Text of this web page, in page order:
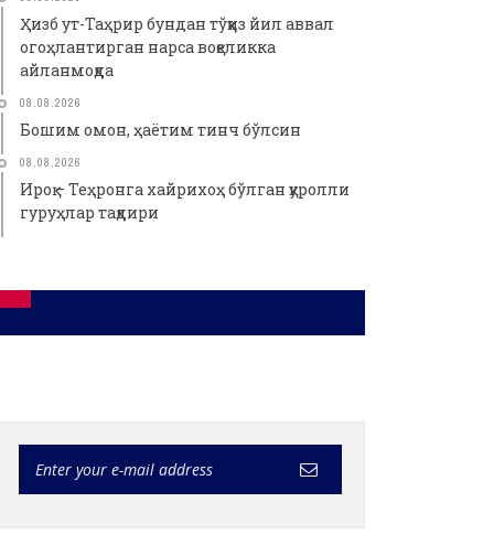
Ҳизб ут-Таҳрир бундан тўққиз йил аввал
огоҳлантирган нарса воқеликка
айланмоқда
08.08.2026
Бошим омон, ҳаётим тинч бўлсин
08.08.2026
Ироқ – Теҳронга хайрихоҳ бўлган қуролли
гуруҳлар тақдири